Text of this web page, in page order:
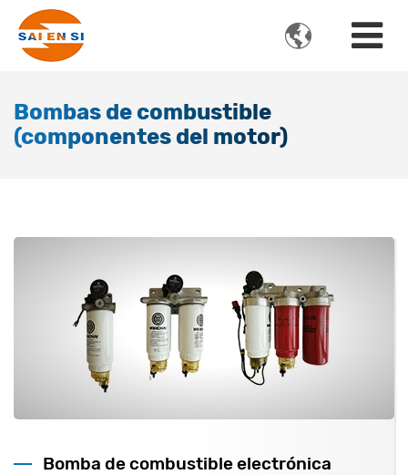

Bombas de combustible
(componentes del motor)
Bomba de combustible electrónica